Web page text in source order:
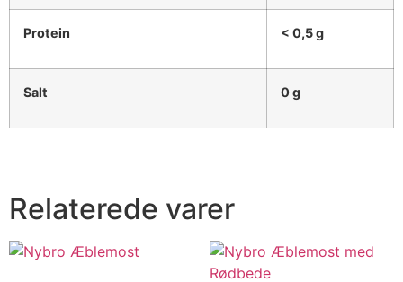
Protein < 0,5 g
Salt 0 g
Relaterede varer